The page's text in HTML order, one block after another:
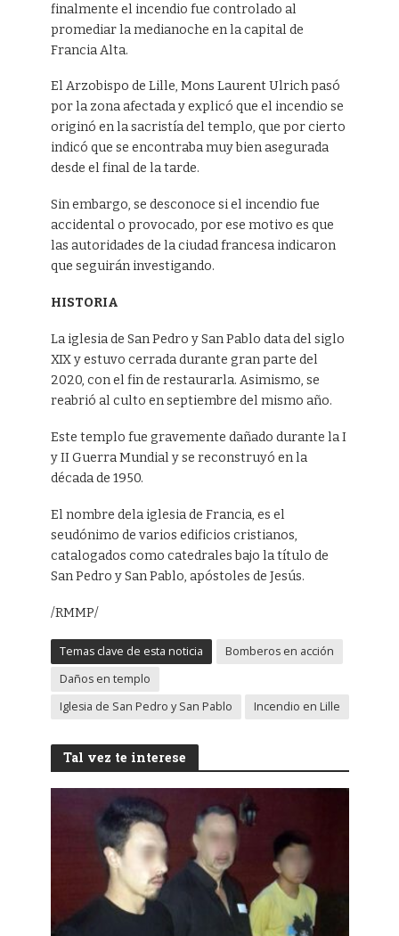
finalmente el incendio fue controlado al
promediar la medianoche en la capital de
Francia Alta.
El Arzobispo de Lille, Mons Laurent Ulrich pasó
por la zona afectada y explicó que el incendio se
originó en la sacristía del templo, que por cierto
indicó que se encontraba muy bien asegurada
desde el final de la tarde.
Sin embargo, se desconoce si el incendio fue
accidental o provocado, por ese motivo es que
las autoridades de la ciudad francesa indicaron
que seguirán investigando.
HISTORIA
La iglesia de San Pedro y San Pablo data del siglo
XIX y estuvo cerrada durante gran parte del
2020, con el fin de restaurarla. Asimismo, se
reabrió al culto en septiembre del mismo año.
Este templo fue gravemente dañado durante la I
y II Guerra Mundial y se reconstruyó en la
década de 1950.
El nombre dela iglesia de Francia, es el
seudónimo de varios edificios cristianos,
catalogados como catedrales bajo la título de
San Pedro y San Pablo, apóstoles de Jesús.
/RMMP/
Temas clave de esta noticia
Bomberos en acción
Daños en templo
Iglesia de San Pedro y San Pablo
Incendio en Lille
Tal vez te interese